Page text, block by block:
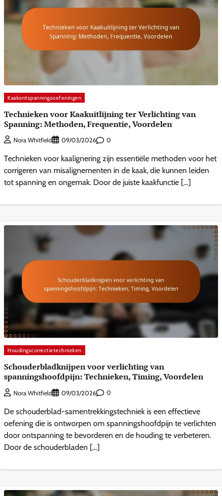
Kaakontspanningsoefeningen
Technieken voor Kaakuitlijning ter Verlichting van
Spanning: Methoden, Frequentie, Voordelen
Nora Whitfield 09/03/2026 0
Technieken voor kaalignering zijn essentiële methoden voor het
corrigeren van misalignementen in de kaak, die kunnen leiden
tot spanning en ongemak. Door de juiste kaakfunctie […]
Houdingscorrectietechnieken
Schouderbladknijpen voor verlichting van
spanningshoofdpijn: Technieken, Timing, Voordelen
Nora Whitfield 09/03/2026 0
De schouderblad-samentrekkingstechniek is een effectieve
oefening die is ontworpen om spanningshoofdpijn te verlichten
door ontspanning te bevorderen en de houding te verbeteren.
Door de schouderbladen […]